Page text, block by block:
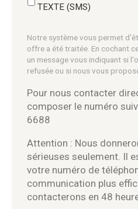
TEXTE (SMS)
Notre système vous permet
offre a été traitée. En cochant
un message vous indiquant si
refusée ou si nous vous
Pour nous contacter
composer le numéro
6688
Attention : Nous
sérieuses seulement. Il
votre numéro de
communication plus
contacterons en 48